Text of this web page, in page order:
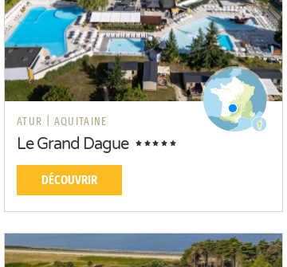
ATUR | AQUITAINE
Le Grand Dague
DÉCOUVRIR